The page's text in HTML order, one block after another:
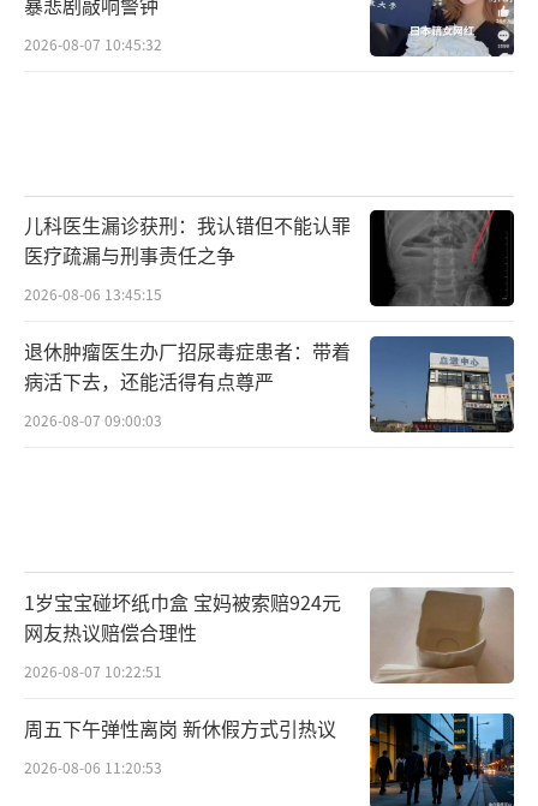
2026-08-07 10:45:32
儿科医生漏诊获刑：我认错但不能认罪
医疗疏漏与刑事责任之争
2026-08-06 13:45:15
退休肿瘤医生办厂招尿毒症患者：带着
病活下去，还能活得有点尊严
2026-08-07 09:00:03
1岁宝宝碰坏纸巾盒 宝妈被索赔924元
网友热议赔偿合理性
2026-08-07 10:22:51
周五下午弹性离岗 新休假方式引热议
2026-08-06 11:20:53